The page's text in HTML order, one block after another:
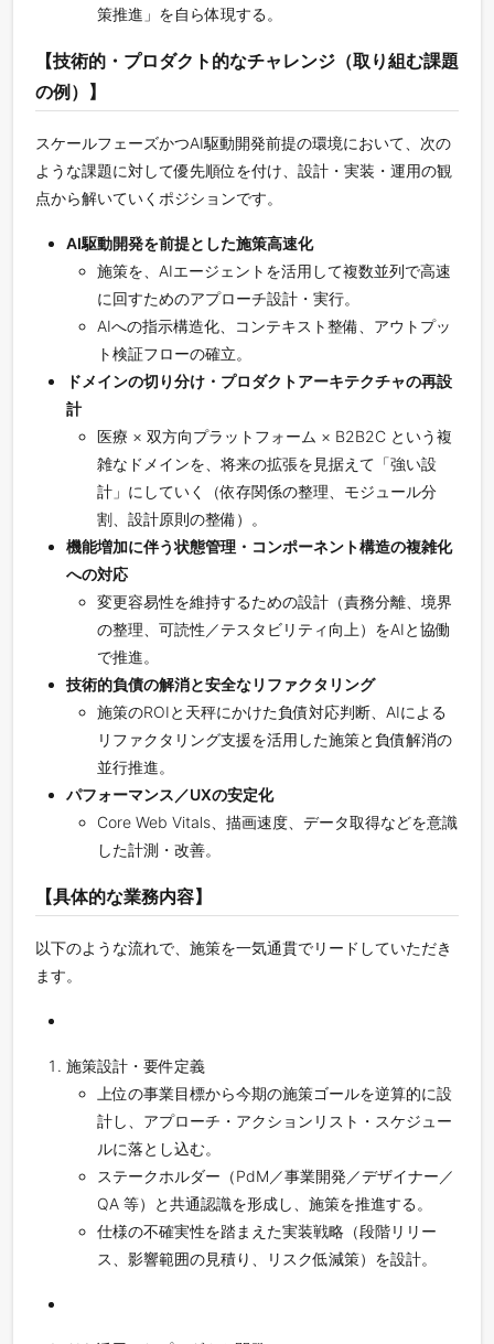
策推進」を自ら体現する。
【技術的・プロダクト的なチャレンジ（取り組む課題
の例）】
スケールフェーズかつAI駆動開発前提の環境において、次の
ような課題に対して優先順位を付け、設計・実装・運用の観
点から解いていくポジションです。
AI駆動開発を前提とした施策高速化
施策を、AIエージェントを活用して複数並列で高速
に回すためのアプローチ設計・実行。
AIへの指示構造化、コンテキスト整備、アウトプッ
ト検証フローの確立。
ドメインの切り分け・プロダクトアーキテクチャの再設
計
医療 × 双方向プラットフォーム × B2B2C という複
雑なドメインを、将来の拡張を見据えて「強い設
計」にしていく（依存関係の整理、モジュール分
割、設計原則の整備）。
機能増加に伴う状態管理・コンポーネント構造の複雑化
への対応
変更容易性を維持するための設計（責務分離、境界
の整理、可読性／テスタビリティ向上）をAIと協働
で推進。
技術的負債の解消と安全なリファクタリング
施策のROIと天秤にかけた負債対応判断、AIによる
リファクタリング支援を活用した施策と負債解消の
並行推進。
パフォーマンス／UXの安定化
Core Web Vitals、描画速度、データ取得などを意識
した計測・改善。
【具体的な業務内容】
以下のような流れで、施策を一気通貫でリードしていただき
ます。
施策設計・要件定義
上位の事業目標から今期の施策ゴールを逆算的に設
計し、アプローチ・アクションリスト・スケジュー
ルに落とし込む。
ステークホルダー（PdM／事業開発／デザイナー／
QA 等）と共通認識を形成し、施策を推進する。
仕様の不確実性を踏まえた実装戦略（段階リリー
ス、影響範囲の見積り、リスク低減策）を設計。